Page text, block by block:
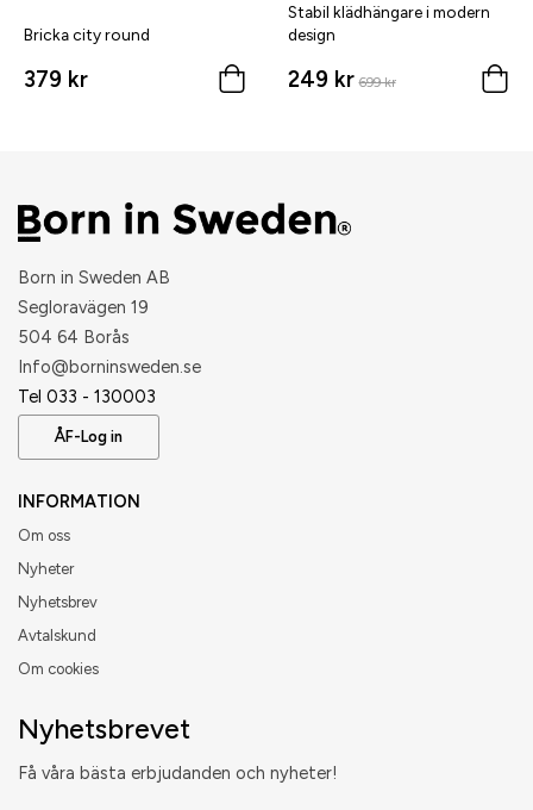
Bricka city round
379 kr
Stabil klädhängare i modern
design
249 kr 699 kr
Born in Sweden AB
Segloravägen 19
504 64 Borås
​Info@borninsweden.se
Tel 033 - 130003
ÅF-Log in
INFORMATION
Om oss
Nyheter
Nyhetsbrev
Avtalskund
Om cookies
Nyhetsbrevet
Få våra bästa erbjudanden och nyheter!